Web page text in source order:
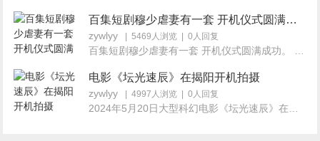
百集短剧穆少虐妻有一套 开机仪式圆满成功
zywlyy | 5469人浏览 | 0人回复
百集短剧穆少虐妻有一套 开机仪式圆满成功。 2024年4...
电影《坛光速辰》在揭阳开机拍摄
zywlyy | 4997人浏览 | 0人回复
2024年5月20日大型科幻电影《坛光速辰》在广东揭阳举...